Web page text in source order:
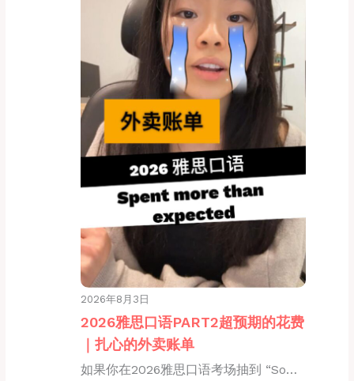
2026年8月3日
2026雅思口语PART2超预期的花费
｜扎心的外卖账单
如果你在2026雅思口语考场抽到 “So…